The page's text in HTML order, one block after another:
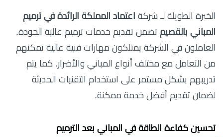
الخبرة الطويلة لـ شركة اعتماد المملكة الرائدة في ترميم
المباني بالقصيم تضمن تقديم خدمات ترميم عالية الجودة.
العاملون في الشركة يمتلكون مهارات فنية عالية تمكنهم
من التعامل مع مختلف أنواع المباني والأضرار. كما يتم
تدريبهم بشكل مستمر على استخدام التقنيات الحديثة
لضمان تقديم أفضل خدمة ممكنة.
تحسين كفاءة الطاقة في المباني بعد الترميم